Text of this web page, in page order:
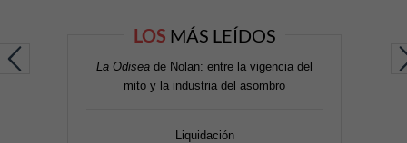
LOS MÁS LEÍDOS
La Odisea de Nolan: entre la vigencia del
mito y la industria del asombro
Liquidación